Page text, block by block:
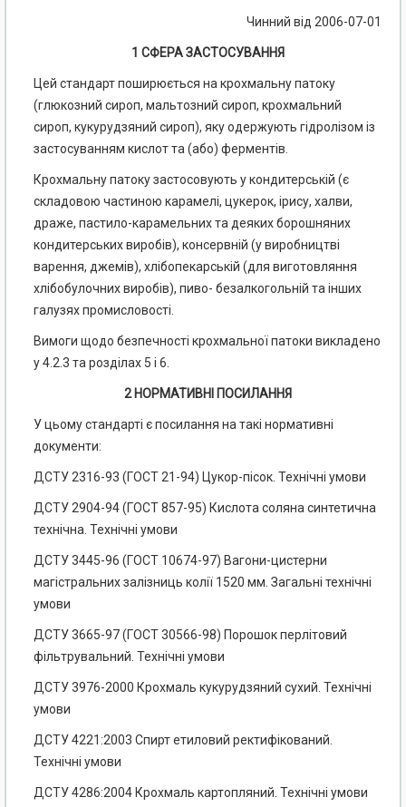
Чинний від 2006-07-01
1 СФЕРА ЗАСТОСУВАННЯ
Цей стандарт поширюється на крохмальну патоку
(глюкозний сироп, мальтозний сироп, крохмальний
сироп, кукурудзяний сироп), яку одержують гідролізом із
застосуванням кислот та (або) ферментів.
Крохмальну патоку застосовують у кондитерській (є
складовою частиною карамелі, цукерок, ірису, халви,
драже, пастило-карамельних та деяких борошняних
кондитерських виробів), консервній (у виробництві
варення, джемів), хлібопекарській (для виготовляння
хлібобулочних виробів), пиво- безалкогольній та інших
галузях промисловості.
Вимоги щодо безпечності крохмальної патоки викладено
у 4.2.3 та розділах 5 і 6.
2 НОРМАТИВНІ ПОСИЛАННЯ
У цьому стандарті є посилання на такі нормативні
документи:
ДСТУ 2316-93 (ГОСТ 21-94) Цукор-пісок. Технічні умови
ДСТУ 2904-94 (ГОСТ 857-95) Кислота соляна синтетична
технічна. Технічні умови
ДСТУ 3445-96 (ГОСТ 10674-97) Вагони-цистерни
магістральних залізниць колії 1520 мм. Загальні технічні
умови
ДСТУ 3665-97 (ГОСТ 30566-98) Порошок перлітовий
фільтрувальний. Технічні умови
ДСТУ 3976-2000 Крохмаль кукурудзяний сухий. Технічні
умови
ДСТУ 4221:2003 Спирт етиловий ректифікований.
Технічні умови
ДСТУ 4286:2004 Крохмаль картопляний. Технічні умови